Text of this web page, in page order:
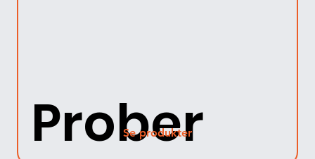
Prober
Se produkter